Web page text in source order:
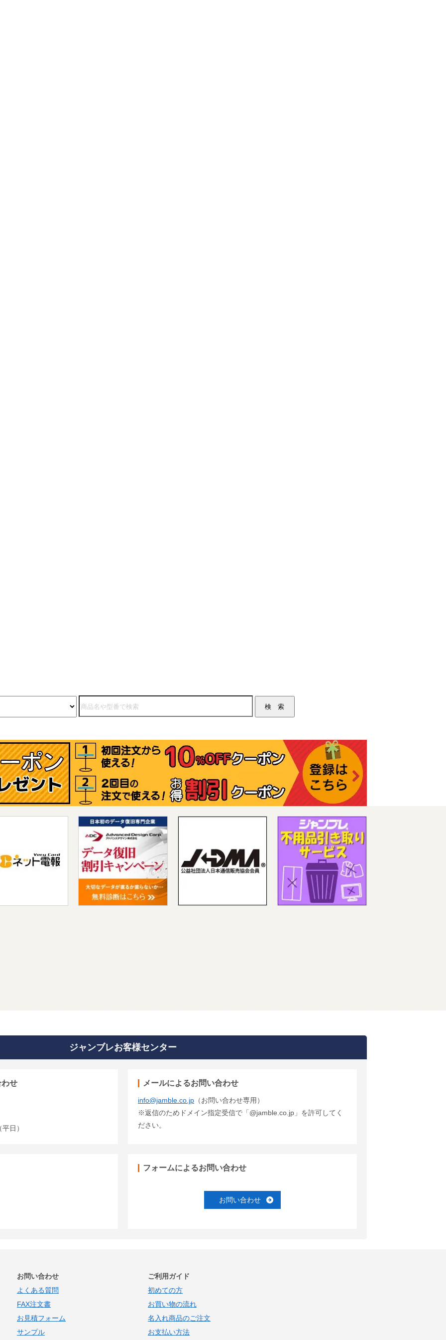
ジャンブレお客様センター
せ
日）
メールによるお問い合わせ
info@jamble.co.jp （お問い合わせ専用）
※返信のためドメイン指定受信で「@jamble.co.jp」を許可してく
ださい。
フォームによるお問い合わせ
お問い合わせ
お問い合わせ
よくある質問
FAX注文書
お見積フォーム
サンプル
ご利用ガイド
初めての方
お買い物の流れ
名入れ商品のご注文
お支払い方法